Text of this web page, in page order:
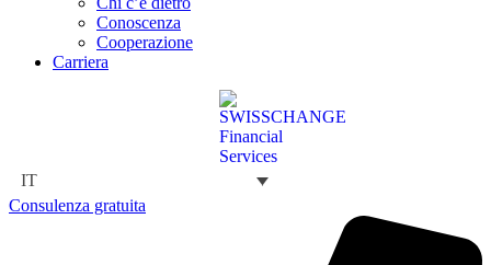
Conoscenza
Cooperazione
Carriera
IT
Consulenza gratuita